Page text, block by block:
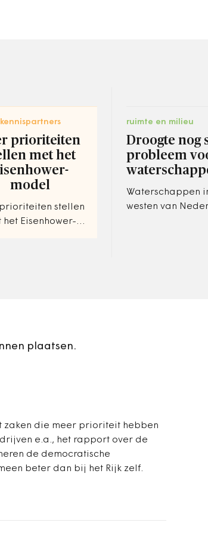
kennispartners
prioriteiten
met het
model
stellen
het Eisenhower-
ruimte en milieu
Droogte nog
probleem
Waterschappen
westen van
plaatsen.
zaken die meer prioriteit hebben
e.a., het rapport over de
de democratische
beter dan bij het Rijk zelf.